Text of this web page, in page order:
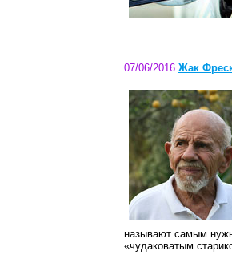
07/06/2016 Жак
называют самым
«чудаковатым